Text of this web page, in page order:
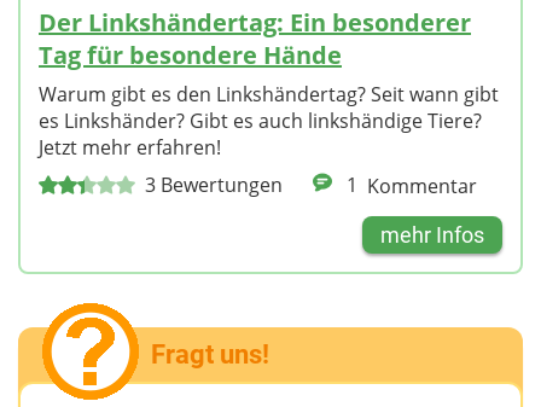
Der Linkshändertag: Ein besonderer
Tag für besondere Hände
Warum gibt es den Linkshändertag? Seit wann gibt
es Linkshänder? Gibt es auch linkshändige Tiere?
Jetzt mehr erfahren!
3 Bewertungen 1 Kommentar
mehr Infos
Fragt uns!